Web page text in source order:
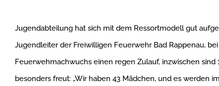
Jugendabteilung hat sich mit dem Ressortmodell gut
Jugendleiter der Freiwilligen Feuerwehr Bad Rappenau,
Feuerwehrnachwuchs einen regen Zulauf, inzwischen
besonders freut: „Wir haben 43 Mädchen, und es werden